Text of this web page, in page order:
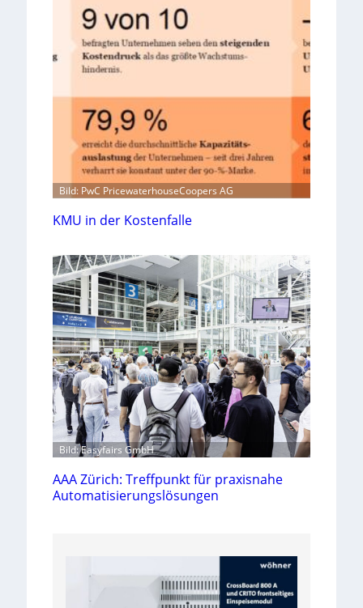
Bild: PwC PricewaterhouseCoopers AG
KMU in der Kostenfalle
Bild: Easyfairs GmbH
AAA Zürich: Treffpunkt für praxisnahe
Automatisierungslösungen